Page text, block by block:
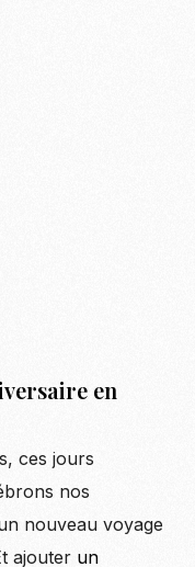
en
ces jours
nos
nouveau voyage
ajouter un